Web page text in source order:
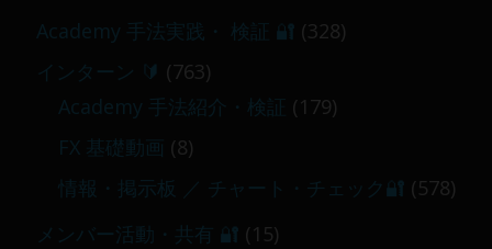
Academy 手法実践・ 検証 🔐 (328)
インターン 🔰 (763)
Academy 手法紹介・検証 (179)
FX 基礎動画 (8)
情報・掲示板 ／ チャート・チェック🔐 (578)
メンバー活動・共有 🔐 (15)